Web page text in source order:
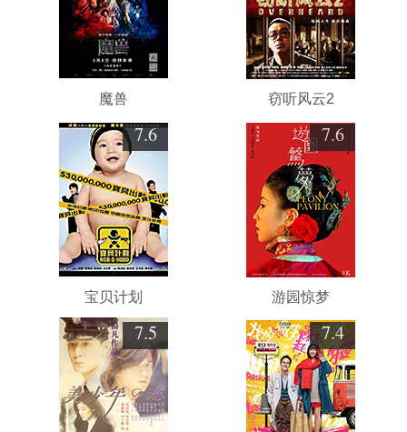
魔兽 窃听风云2
7.6
宝贝计划
7.6
游园惊梦
7.5 7.4